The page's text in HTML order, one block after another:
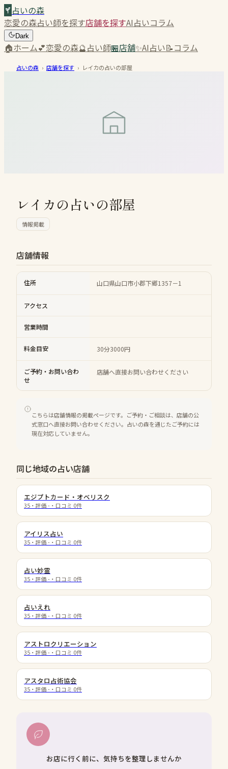
占いの森
恋愛の森占い師を探す店舗を探すAI占いコラム
Dark
🏠ホーム💕恋愛の森🔮占い師🏪店舗✨AI占い📝コラム
占いの森 › 店舗を探す › レイカの占いの部屋
レイカの占いの部屋
情報掲載
店舗情報
住所 山口県山口市小郡下郷1357－1
アクセス
営業時間
料金目安 30分3000円
ご予約・お問い合わ
せ
店舗へ直接お問い合わせください
こちらは店舗情報の掲載ページです。ご予約・ご相談は、店舗の公
式窓口へ直接お問い合わせください。占いの森を通じたご予約には
現在対応していません。
同じ地域の占い店舗
エジプトカード・オベリスク
35 ・評価 - ・口コミ 0件
アイリス占い
35 ・評価 - ・口コミ 0件
占い妙霊
35 ・評価 - ・口コミ 0件
占いえれ
35 ・評価 - ・口コミ 0件
アストロクリエーション
35 ・評価 - ・口コミ 0件
アスタロ占術協会
35 ・評価 - ・口コミ 0件
お店に行く前に、気持ちを整理しませんか